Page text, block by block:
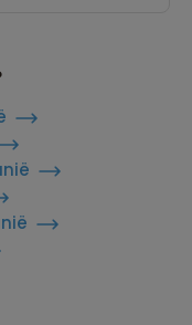
cultuur en milieu